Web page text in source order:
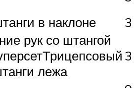
в наклоне 3
рук со штангой
лежа
3